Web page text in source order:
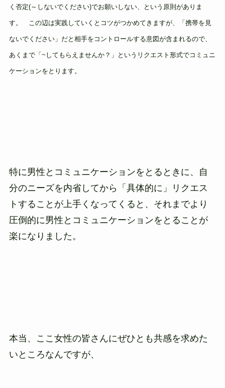
く否定(～しないでください)でお願いしない、という原則がありま
す。 この辺は実践していくとコツがつかめてきますが、「携帯を見
ないでください」だと相手をコントロールする意図が含まれるので、
あくまで「~してもらえませんか？」というリクエスト形式でコミュニ
ケーションをとります。
特に男性とコミュニケーションをとるときに、自
分のニーズを内省してから「具体的に」リクエス
トすることが上手くなってくると、それまでより
圧倒的に男性とコミュニケーションをとることが
楽になりました。
本当、ここ女性の皆さんにぜひとも共感を求めた
いところなんですが、